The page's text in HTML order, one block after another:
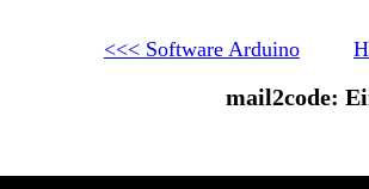
<<< Software Arduino
mail2code: